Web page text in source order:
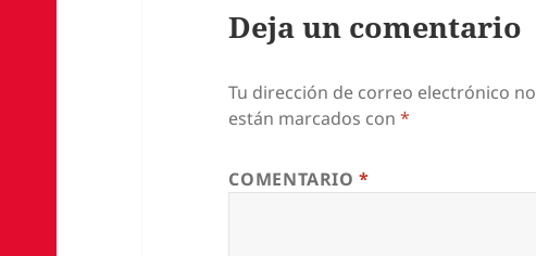
Deja un comentario
Tu dirección de correo electrónico
están marcados con*
COMENTARIO*